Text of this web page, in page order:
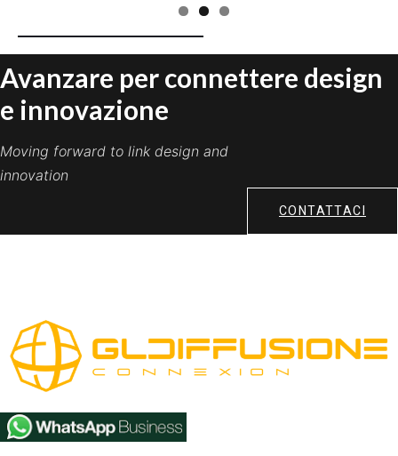
Avanzare per connettere design
e innovazione
Moving forward to link design and
innovation
CONTATTACI